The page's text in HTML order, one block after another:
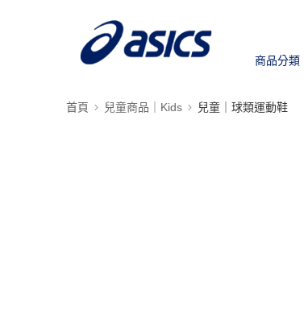
商品分類
首頁 兒童商品｜Kids 兒童｜球類運動鞋